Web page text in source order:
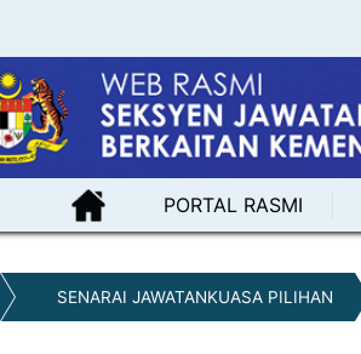
PORTAL RASMI
SENARAI JAWATANKUASA PILIHAN